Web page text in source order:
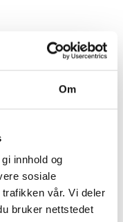
Om
innhold og
sosiale
vår. Vi deler
bruker nettstedet